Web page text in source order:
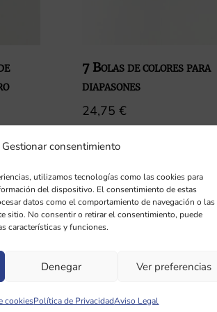
Gestionar consentimiento
utilizamos tecnologías como las cookies para
del dispositivo. El consentimiento de estas
datos como el comportamiento de navegación o las
sitio. No consentir o retirar el consentimiento, puede
características y funciones.
Denegar Ver preferencias
cookiesPolítica de PrivacidadAviso Legal
€.
7 Bolas de colores para
diapasones
24,75 €